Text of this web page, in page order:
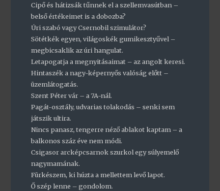
Cipő és hátizsák tűnnek el a szellemvasútban –
belső értékeimet is a dobozba?
Úri szabó vagy Csernobil szimulátor?
Sötétkék egyen, világoskék gumikesztyűvel –
megbicsaklik az úri hangulat.
Letapogatja a megnyitásaimat – az angolt keresi.
Hintaszék a nagy-képernyős valóság előtt –
üzemlátogatás.
Szent Péter vár – a 7A-nál.
Pagát-osztály, udvarias tolakodás – senki sem
játszik ultira.
Nincs panasz, tengerre néző ablakot kaptam – a
balkonos száz éve nem módi.
Csigasor arcképcsarnok szurkol egy súlyemelő
nagymamának.
Fürkészem, ki húzta a mellettem levő lapot.
Ő szép lenne – gondolom.